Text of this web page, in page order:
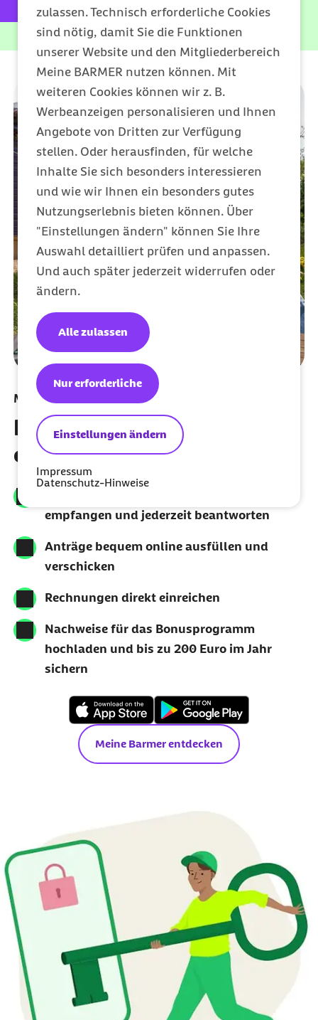
zulassen. Technisch erforderliche Cookies
sind nötig, damit Sie die Funktionen
unserer Website und den Mitgliederbereich
Meine BARMER nutzen können. Mit
weiteren Cookies können wir z. B.
Werbeanzeigen personalisieren und Ihnen
Angebote von Dritten zur Verfügung
stellen. Oder herausfinden, für welche
Inhalte Sie sich besonders interessieren
und wie wir Ihnen ein besonders gutes
Nutzungserlebnis bieten können. Über
"Einstellungen ändern" können Sie Ihre
Auswahl detailliert prüfen und anpassen.
Und auch später jederzeit widerrufen oder
ändern.
Einstellungen ändern
Nur erforderliche
Alle zulassen
Impressum
Datenschutz-Hinweise
externer Link:
0202 568 333 1010
Meine Barmer
Krankenkasse kann so
einfach sein
empfangen und jederzeit beantworten
Anträge bequem online ausfüllen und
verschicken
Rechnungen direkt einreichen
Nachweise für das Bonusprogramm
hochladen und bis zu 200 Euro im Jahr
sichern
Meine Barmer entdecken